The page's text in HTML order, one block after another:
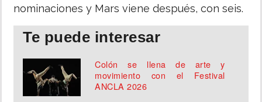
nominaciones y Mars viene después, con seis.
Te puede interesar
Colón se llena de arte y
movimiento con el Festival
ANCLA 2026